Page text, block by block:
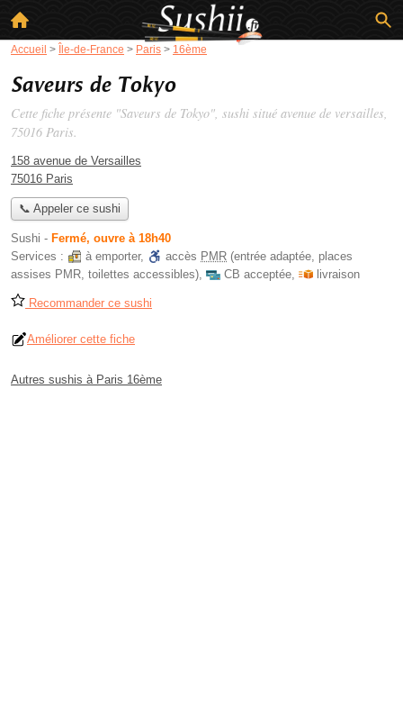
Accueil > Île-de-France > Paris > 16ème
Saveurs de Tokyo
Cette fiche présente "Saveurs de Tokyo", sushi situé avenue de versailles,
75016 Paris.
158 avenue de Versailles
75016 Paris
📞 Appeler ce sushi
Sushi - Fermé, ouvre à 18h40
Services :
à emporter, accès PMR (entrée adaptée, places
assises PMR, toilettes accessibles), CB acceptée, livraison
Recommander ce sushi
Améliorer cette fiche
Autres sushis à Paris 16ème